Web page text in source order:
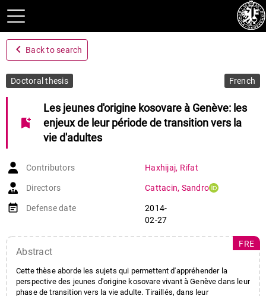
navigate_before Back to search
Doctoral thesis French
bookmark_add
Les jeunes d'origine kosovare à Genève: les
enjeux de leur période de transition vers la
vie d'adultes
Contributors Haxhijaj, Rifat
Directors Cattacin, Sandro
event_note Defense date
2014-
02-27
Abstract
Cette thèse aborde les sujets qui permettent d'appréhender la
perspective des jeunes d'origine kosovare vivant à Genève dans leur
phase de transition vers la vie adulte. Tiraillés, dans leur
FRE